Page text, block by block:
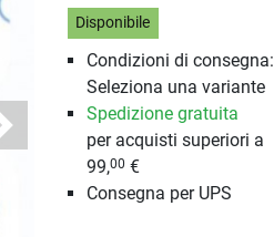
Next
Disponibile
Condizioni di consegna:
Seleziona una variante
Spedizione gratuita
per acquisti superiori a
99,00 €
Consegna per UPS